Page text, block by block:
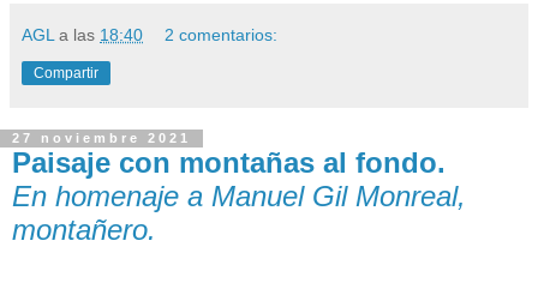
AGL a las 18:40 2 comentarios:
Compartir
27 noviembre 2021
Paisaje con montañas al fondo.
En homenaje a Manuel Gil Monreal,
montañero.